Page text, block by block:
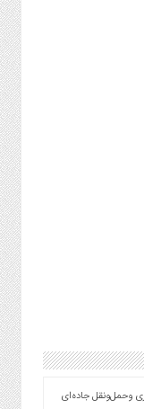
وحمل‌ونقل جاده‌ای